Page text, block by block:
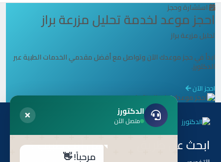
استشارة وحجز
احجز موعد لخدمة تحليل مزرعة براز
تحليل مزرعة براز
ابدأ في حجز موعدك الآن وتواصل مع أفضل مقدمي الخدمات الطبية عبر
الدكتورز.
احجز الآن
ابحث عن طريق هل أنت طبيب ؟
الدكتورز
متصل الآن
مرحباً! 👋